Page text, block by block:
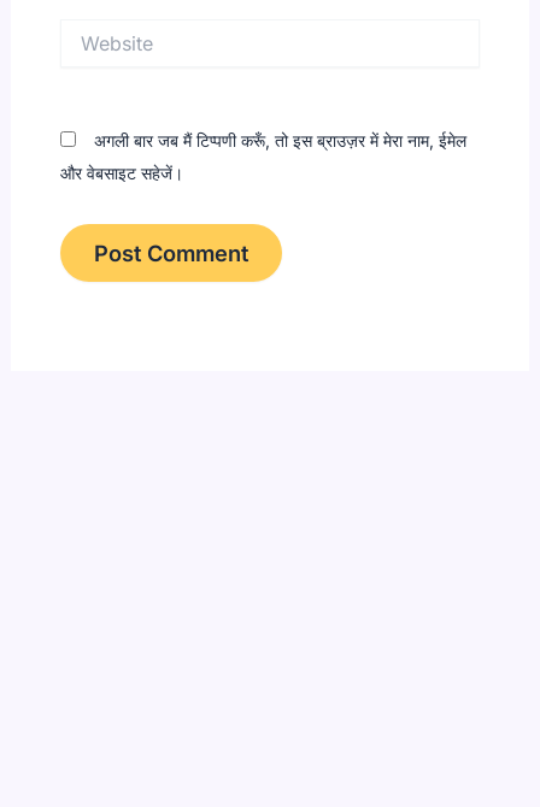
अगली बार जब मैं टिप्पणी करूँ, तो इस ब्राउज़र में मेरा नाम, ईमेल
और वेबसाइट सहेजें।